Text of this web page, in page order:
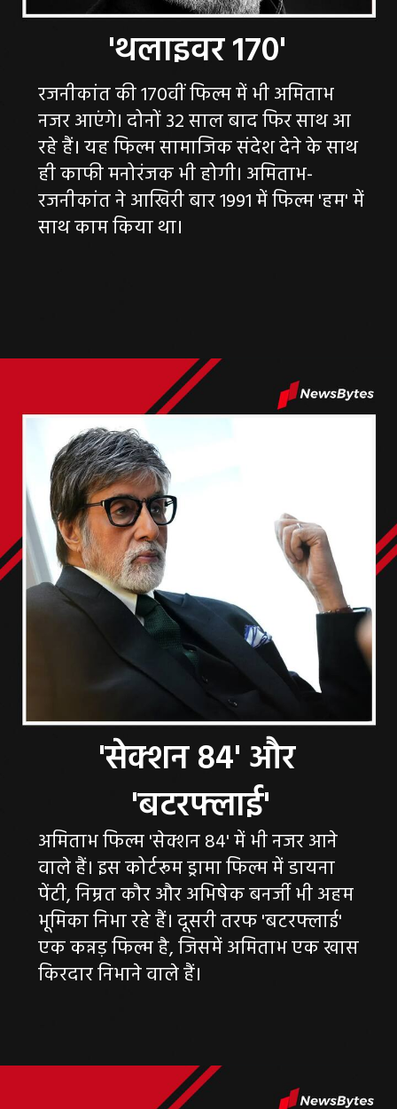
रजनीकांत की 170वीं फिल्म में भी अमिताभ
नजर आएंगे। दोनों 32 साल बाद फिर साथ आ
रहे हैं। यह फिल्म सामाजिक संदेश देने के साथ
ही काफी मनोरंजक भी होगी। अमिताभ-
रजनीकांत ने आखिरी बार 1991 में फिल्म 'हम' में
'सेक्शन 84' और
अमिताभ फिल्म 'सेक्शन 84' में भी नजर आने
वाले हैं। इस कोर्टरूम ड्रामा फिल्म में डायना
पेंटी, निम्रत कौर और अभिषेक बनर्जी भी अहम
भूमिका निभा रहे हैं। दूसरी तरफ 'बटरफ्लाई'
एक कन्नड़ फिल्म है, जिसमें अमिताभ एक खास